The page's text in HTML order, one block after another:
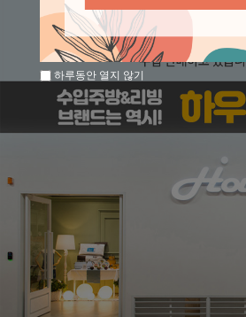
하루동안 열지 않기